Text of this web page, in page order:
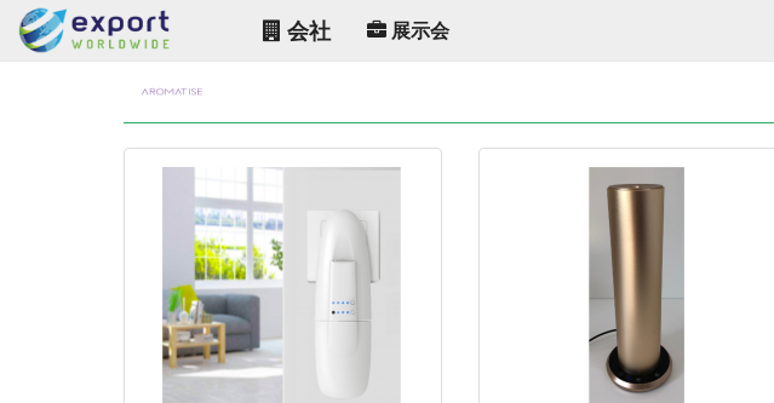
会社 展示会